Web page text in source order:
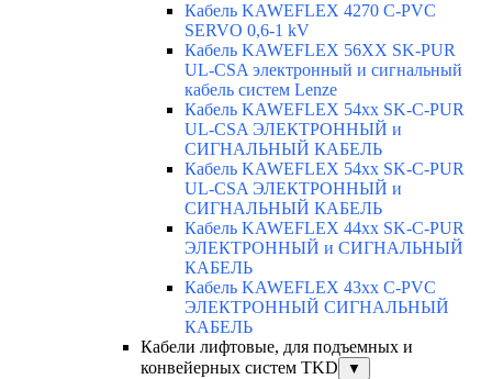
Кабель KAWEFLEX 4270 C-PVC
SERVO 0,6-1 kV
Кабель KAWEFLEX 56XX SK-PUR
UL-CSA электронный и сигнальный
кабель систем Lenze
Кабель KAWEFLEX 54xx SK-C-PUR
UL-CSA ЭЛЕКТРОННЫЙ и
СИГНАЛЬНЫЙ КАБЕЛЬ
Кабель KAWEFLEX 54xx SK-C-PUR
UL-CSA ЭЛЕКТРОННЫЙ и
СИГНАЛЬНЫЙ КАБЕЛЬ
Кабель KAWEFLEX 44xx SK-C-PUR
ЭЛЕКТРОННЫЙ и СИГНАЛЬНЫЙ
КАБЕЛЬ
Кабель KAWEFLEX 43xx C-PVC
ЭЛЕКТРОННЫЙ СИГНАЛЬНЫЙ
КАБЕЛЬ
Кабели лифтовые, для подъемных и
конвейерных систем TKD
▼